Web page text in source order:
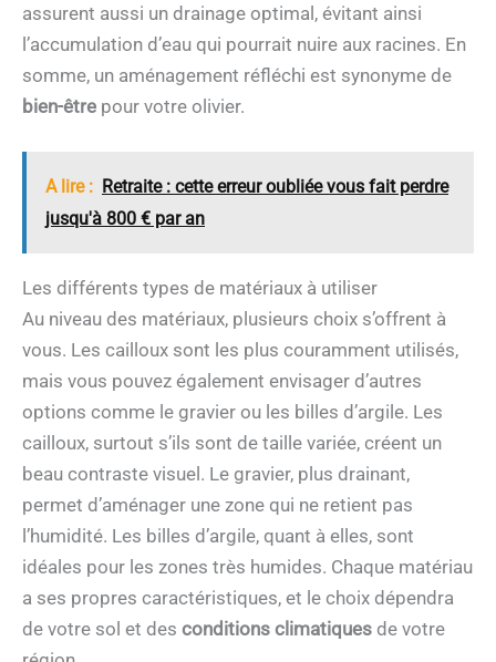
assurent aussi un drainage optimal, évitant ainsi
l’accumulation d’eau qui pourrait nuire aux racines. En
somme, un aménagement réfléchi est synonyme de
bien-être pour votre olivier.
A lire : Retraite : cette erreur oubliée vous fait perdre
jusqu'à 800 € par an
Les différents types de matériaux à utiliser
Au niveau des matériaux, plusieurs choix s’offrent à
vous. Les cailloux sont les plus couramment utilisés,
mais vous pouvez également envisager d’autres
options comme le gravier ou les billes d’argile. Les
cailloux, surtout s’ils sont de taille variée, créent un
beau contraste visuel. Le gravier, plus drainant,
permet d’aménager une zone qui ne retient pas
l’humidité. Les billes d’argile, quant à elles, sont
idéales pour les zones très humides. Chaque matériau
a ses propres caractéristiques, et le choix dépendra
de votre sol et des conditions climatiques de votre